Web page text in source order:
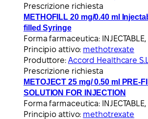
Prescrizione richiesta
METHOFILL 20 mg/0.40 ml
filled Syringe
Forma farmaceutica:
Principio attivo: methotrexate
Produttore: Accord Healthcare
Prescrizione richiesta
METOJECT 25 mg/ 0.50 ml PRE-
SOLUTION FOR INJECTION
Forma farmaceutica:
Principio attivo: methotrexate